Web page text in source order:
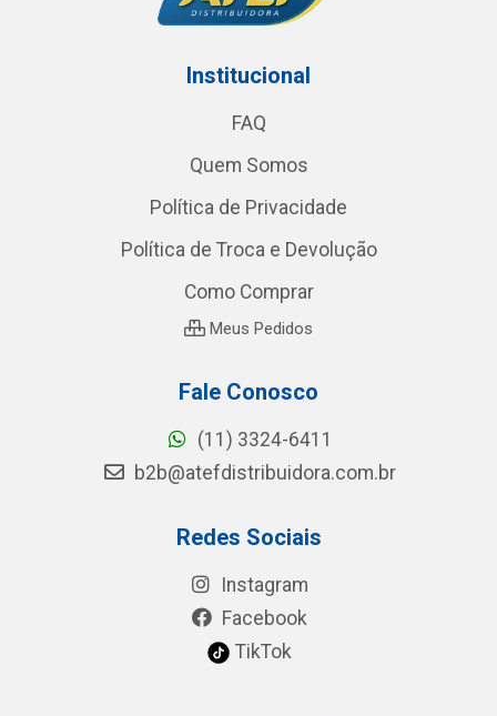
Institucional
FAQ
Quem Somos
Política de Privacidade
Política de Troca e Devolução
Como Comprar
Meus Pedidos
Fale Conosco
(11) 3324-6411
b2b@atefdistribuidora.com.br
Redes Sociais
Instagram
Facebook
TikTok